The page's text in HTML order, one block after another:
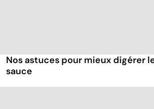
Nos astuces pour mieux digérer
sauce